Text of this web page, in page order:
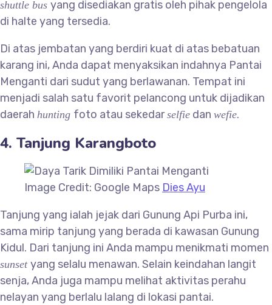
shuttle bus yang disediakan gratis oleh pihak pengelola
di halte yang tersedia.
Di atas jembatan yang berdiri kuat di atas bebatuan
karang ini, Anda dapat menyaksikan indahnya Pantai
Menganti dari sudut yang berlawanan. Tempat ini
menjadi salah satu favorit pelancong untuk dijadikan
daerah hunting foto atau sekedarselfie dan wefie.
4. Tanjung Karangboto
Image Credit: Google Maps Dies Ayu
Tanjung yang ialah jejak dari Gunung Api Purba ini,
sama mirip tanjung yang berada di kawasan Gunung
Kidul. Dari tanjung ini Anda mampu menikmati momen
sunset yang selalu menawan. Selain keindahan langit
senja, Anda juga mampu melihat aktivitas perahu
nelayan yang berlalu lalang di lokasi pantai.